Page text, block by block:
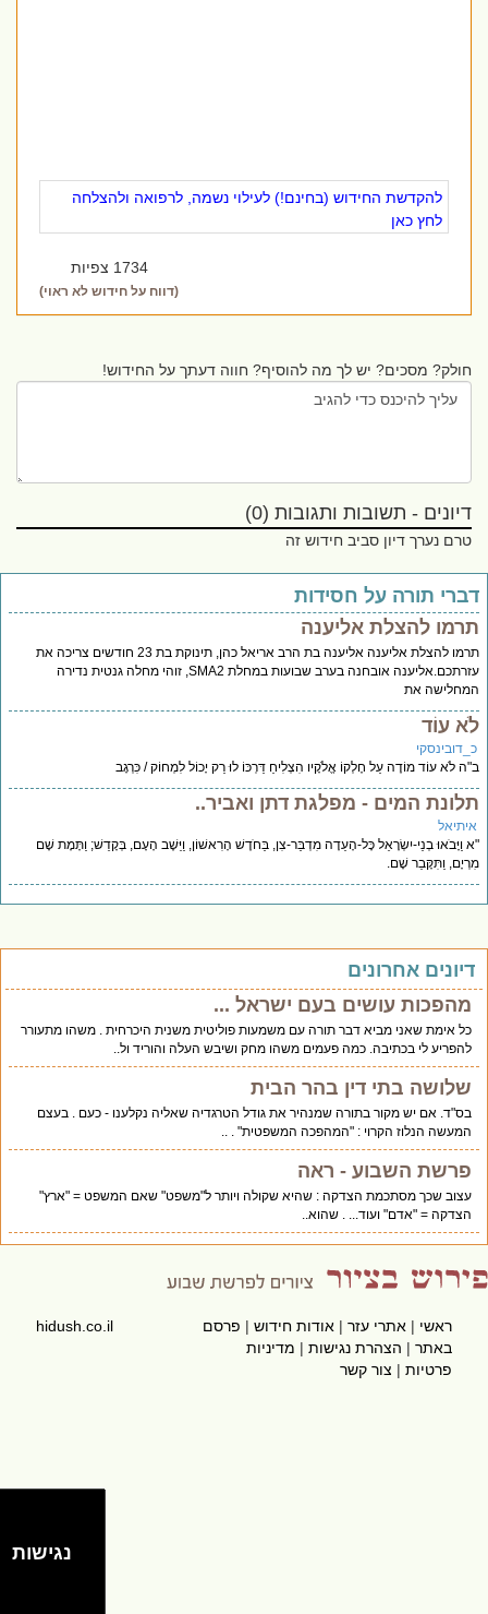
להקדשת החידוש (בחינם!) לעילוי נשמה, לרפואה ולהצלחה
לחץ כאן
1734 צפיות
(דווח על חידוש לא ראוי)
חולק? מסכים? יש לך מה להוסיף? חווה דעתך על החידוש!
דיונים - תשובות ותגובות (0)
טרם נערך דיון סביב חידוש זה
תורה על חסידות
להצלת אליענה
תרמו להצלת אליענה אליענה בת הרב אריאל כהן, תינוקת בת 23 חודשים צריכה את
עזרתכם.אליענה אובחנה בערב שבועות במחלת SMA2, זוהי מחלה גנטית נדירה
את
עוֹד
לֹא עוֹד מוֹדֶה עַל חֶלְקוֹ אֱלֹקָיו הִצְלִיחַ דַּרְכּוֹ לוּ רַק יָכוֹל לִמְחוֹק / כִּרְגָב
המים - מפלגת דתן ואביר..
וַיָּבֹאוּ בְנֵי-יִשְׂרָאֵל כָּל-הָעֵדָה מִדְבַּר-צִן, בַּחֹדֶשׁ הָרִאשׁוֹן, וַיֵּשֶׁב הָעָם, בְּקָדֵשׁ; וַתָּמָת שָׁם
וַתִּקָּבֵר שָׁם.
אחרונים
מהפכות עושים בעם ישראל ...
כל אימת שאני מביא דבר תורה עם משמעות פוליטית משנית היכרחית . משהו מתעורר
להפריע לי בכתיבה. כמה פעמים משהו מחק ושיבש העלה והוריד ול..
שלושה בתי דין בהר הבית
בס"ד. אם יש מקור בתורה שמנהיר את גודל הטרגדיה שאליה נקלענו - כעם . בעצם
המעשה הנלוז הקרוי : "המהפכה המשפטית" . ..
פרשת השבוע - ראה
עצוב שכך מסתכמת הצדקה : שהיא שקולה ויותר ל"משפט" שאם המשפט = "ארץ"
הצדקה = "אדם" ועוד... . שהוא..
ראשי|אתרי עזר|אודות חידוש|פרסם
באתר|הצהרת נגישות|מדיניות
פרטיות|צור קשר
hidush.co.il
נגישות